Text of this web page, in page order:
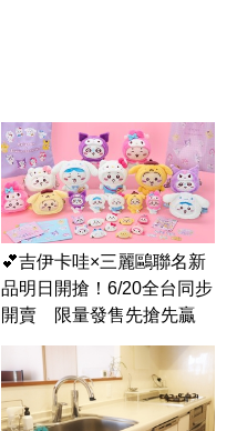
💕吉伊卡哇×三麗鷗聯名新
品明日開搶！6/20全台同步
開賣 限量發售先搶先贏